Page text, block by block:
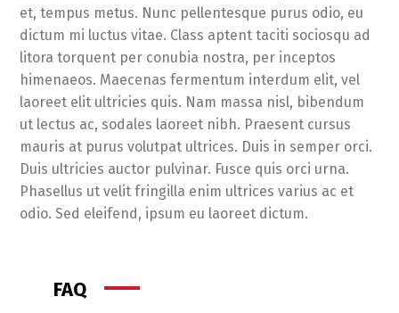
et, tempus metus. Nunc pellentesque purus odio, eu
dictum mi luctus vitae. Class aptent taciti sociosqu ad
litora torquent per conubia nostra, per inceptos
himenaeos. Maecenas fermentum interdum elit, vel
laoreet elit ultricies quis. Nam massa nisl, bibendum
ut lectus ac, sodales laoreet nibh. Praesent cursus
mauris at purus volutpat ultrices. Duis in semper orci.
Duis ultricies auctor pulvinar. Fusce quis orci urna.
Phasellus ut velit fringilla enim ultrices varius ac et
odio. Sed eleifend, ipsum eu laoreet dictum.
FAQ